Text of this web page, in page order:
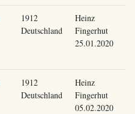
1912
Deutschland
Heinz
Fingerhut
25.01.2020
1912
Deutschland
Heinz
Fingerhut
05.02.2020